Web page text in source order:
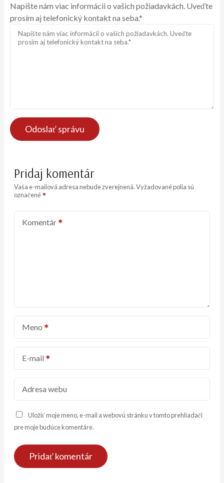
Napíšte nám viac informácii o vašich požiadavkách. Uveďte
prosím aj telefonický kontakt na seba.*
Odoslať správu
Pridaj komentár
Vaša e-mailová adresa nebude zverejnená.Vyžadované polia sú
označené
Komentár
Meno
E-mail
Adresa webu
Uložiť moje meno, e-mail a webovú stránku v tomto prehliadači
pre moje budúce komentáre.